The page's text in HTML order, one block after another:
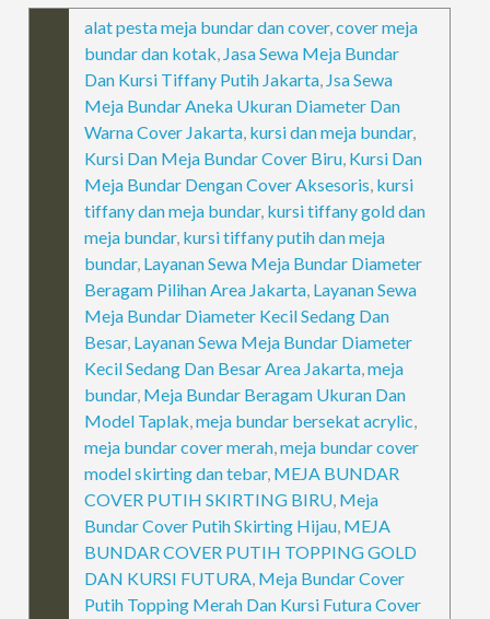
alat pesta meja bundar dan cover,cover meja
bundar dan kotak, Jasa Sewa Meja Bundar
Dan Kursi Tiffany Putih Jakarta, Jsa Sewa
Meja Bundar Aneka Ukuran Diameter Dan
Warna Cover Jakarta, kursi dan meja bundar,
Kursi Dan Meja Bundar Cover Biru, Kursi Dan
Meja Bundar Dengan Cover Aksesoris, kursi
tiffany dan meja bundar, kursi tiffany gold dan
meja bundar, kursi tiffany putih dan meja
bundar, Layanan Sewa Meja Bundar Diameter
Beragam Pilihan Area Jakarta, Layanan Sewa
Meja Bundar Diameter Kecil Sedang Dan
Besar, Layanan Sewa Meja Bundar Diameter
Kecil Sedang Dan Besar Area Jakarta,meja
bundar, Meja Bundar Beragam Ukuran Dan
Model Taplak,meja bundar bersekat acrylic,
meja bundar cover merah,meja bundar cover
model skirting dan tebar, MEJA BUNDAR
COVER PUTIH SKIRTING BIRU, Meja
Bundar Cover Putih Skirting Hijau, MEJA
BUNDAR COVER PUTIH TOPPING GOLD
DAN KURSI FUTURA, Meja Bundar Cover
Putih Topping Merah Dan Kursi Futura Cover